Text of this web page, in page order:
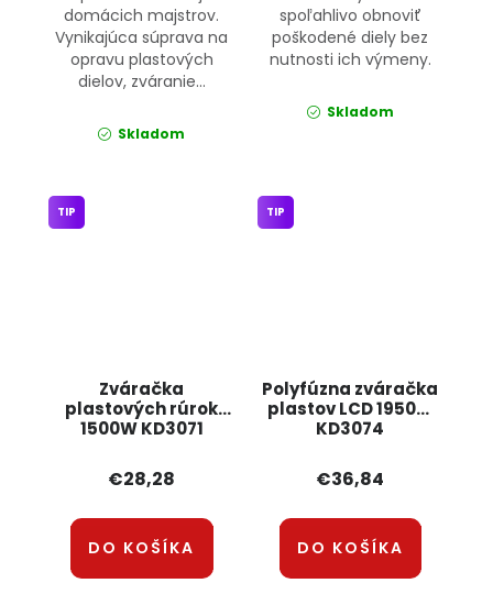
domácich majstrov.
Vynikajúca súprava na
opravu plastových
dielov, zváranie...
Skladom
spoľahlivo obnoviť
poškodené diely bez
nutnosti ich výmeny.
Skladom
Zváračka
plastových rúrok
1500W KD3071
TIP
€28,28
DO KOŠÍKA
Polyfúzna zváračka
plastov LCD 1950W
KD3074
TIP
€36,84
DO KOŠÍKA